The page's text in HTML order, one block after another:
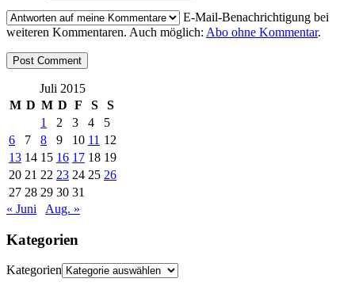
E-Mail-Benachrichtigung bei
weiteren Kommentaren. Auch möglich: Abo ohne Kommentar.
Juli 2015
M D M D F S
S
1
2 3 4
5
6
7 8 9 10 11 12
13 14 15 16 17 18 19
20 21 22 23 24 25 26
27 28 29 30 31
« Juni
Aug. »
Kategorien
Kategorien